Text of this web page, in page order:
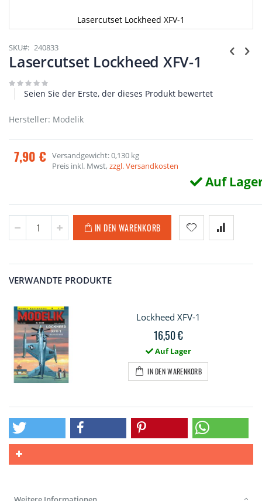
Lasercutset Lockheed XFV-1
Anfang
der
Bildgalerie
SKU 240833
Lasercutset Lockheed XFV-1
Seien Sie der Erste, der dieses Produkt bewertet
Hersteller: Modelik
7,90 € Versandgewicht: 0,130 kg
Preis inkl. Mwst,zzgl. Versandkosten
Auf
IN DEN WARENKORB
VERWANDTE PRODUKTE
Lockheed XFV-1
16,50 €
Auf Lager
IN DEN WARENKORB